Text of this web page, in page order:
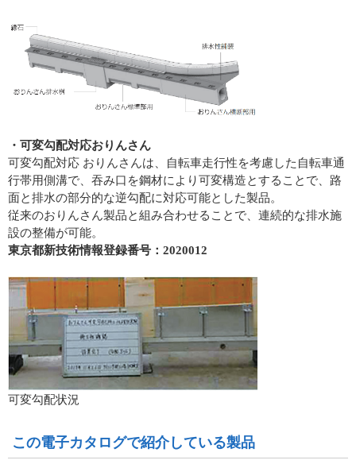
・可変勾配対応おりんさん
可変勾配対応 おりんさんは、自転車走行性を考慮した自転車通
行帯用側溝で、吞み口を鋼材により可変構造とすることで、路
面と排水の部分的な逆勾配に対応可能とした製品。
従来のおりんさん製品と組み合わせることで、連続的な排水施
設の整備が可能。
東京都新技術情報登録番号：2020012
可変勾配状況
この電子カタログで紹介している製品